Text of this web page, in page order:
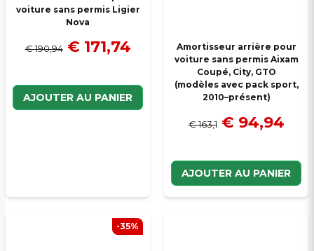
voiture sans permis Ligier
Nova
€ 190,94 € 171,74
AJOUTER AU PANIER
Amortisseur arrière pour
voiture sans permis Aixam
Coupé, City, GTO
(modèles avec pack sport,
2010–présent)
€ 163,1 € 94,94
AJOUTER AU PANIER
-35%
Veuillez envoyer une question